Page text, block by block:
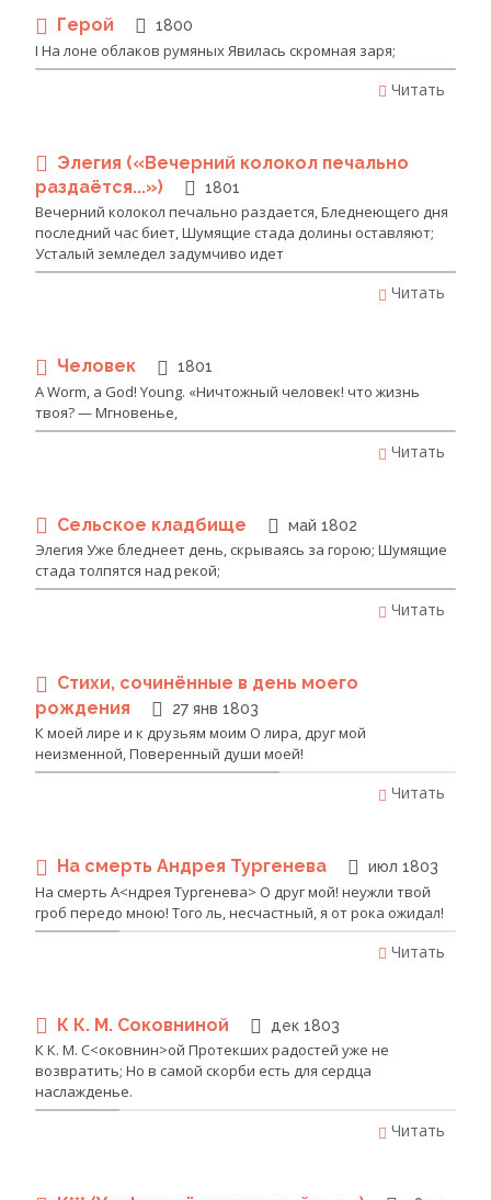
Герой 1800
I На лоне облаков румяных Явилась скромная заря;
Читать
Элегия («Вечерний колокол печально
раздаётся...»)
1801
Вечерний колокол печально раздается, Бледнеющего дня
последний час биет, Шумящие стада долины оставляют;
Усталый земледел задумчиво идет
Читать
Человек 1801
A Worm, a God! Young. «Ничтожный человек! что жизнь
твоя? — Мгновенье,
Читать
Сельское кладбище май 1802
Элегия Уже бледнеет день, скрываясь за горою; Шумящие
стада толпятся над рекой;
Читать
Стихи, сочинённые в день моего
рождения
27 янв 1803
К моей лире и к друзьям моим О лира, друг мой
неизменной, Поверенный души моей!
Читать
На смерть Андрея Тургенева июл 1803
На смерть А<ндрея Тургенева> О друг мой! неужли твой
гроб передо мною! Того ль, несчастный, я от рока ожидал!
Читать
К К. М. Соковниной дек 1803
К К. М. С<оковнин>ой Протекших радостей уже не
возвратить; Но в самой скорби есть для сердца
наслажденье.
Читать